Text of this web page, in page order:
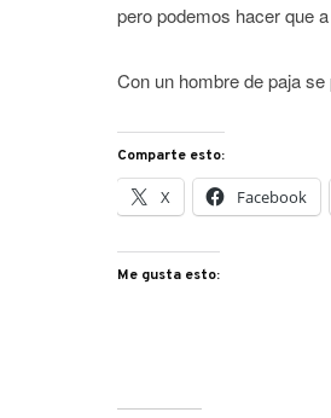
pero podemos hacer que
Con un hombre de paja
Comparte esto:
X Facebook
Me gusta esto: